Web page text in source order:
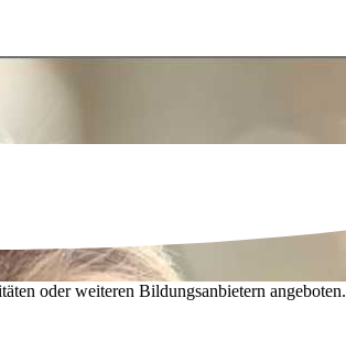
oder weiteren Bildungsanbietern angeboten.